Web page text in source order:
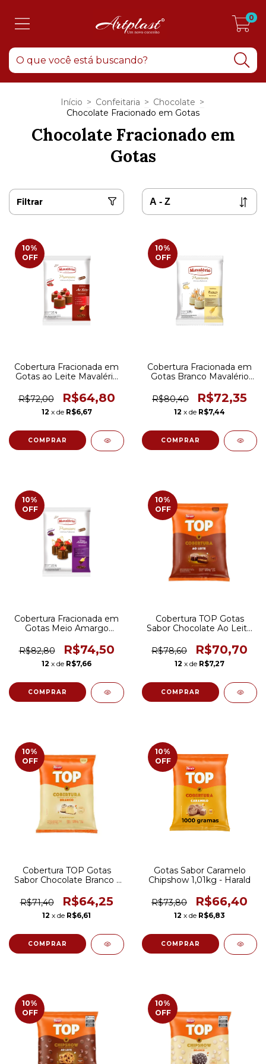
0
Início > Confeitaria > Chocolate >
Chocolate Fracionado em Gotas
Chocolate Fracionado em
Gotas
Filtrar
10%
OFF
Cobertura Fracionada em
Gotas ao Leite Mavalério
R$72,00
R$64,80
12 x de R$6,67
10%
OFF
Cobertura Fracionada em
Gotas Branco Mavalério
R$80,40
R$72,35
12 x de R$7,44
10%
OFF
Cobertura Fracionada em
Gotas Meio Amargo
R$82,80
R$74,50
12 x de R$7,66
10%
OFF
Cobertura TOP Gotas
Sabor Chocolate Ao Leite
R$78,60
R$70,70
12 x de R$7,27
10%
OFF
Cobertura TOP Gotas
Sabor Chocolate Branco |
R$71,40
R$64,25
12 x de R$6,61
10%
OFF
Gotas Sabor Caramelo
Chipshow 1,01kg - Harald
R$73,80 R$66,40
12 x de R$6,83
10%
OFF
10%
OFF